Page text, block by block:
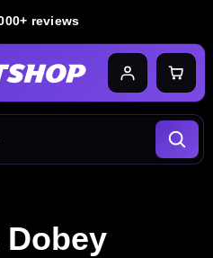
reviews